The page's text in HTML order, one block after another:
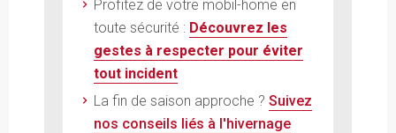
Profitez de votre mobil-home en
toute sécurité : Découvrez les
gestes à respecter pour éviter
tout incident
La fin de saison approche ? Suivez
nos conseils liés à l'hivernage